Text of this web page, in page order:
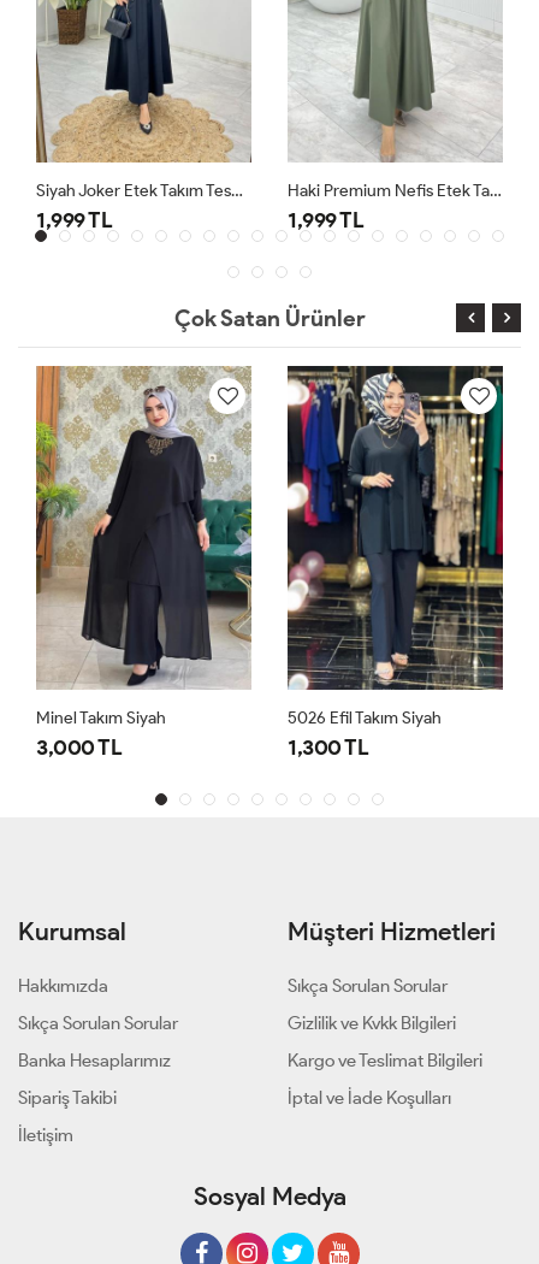
Siyah Joker Etek Takım Tesettür Giyim
1,999 TL
Haki Premium Nefis Etek Takım
1,999 TL
Çok Satan Ürünler
Minel Takım Siyah
3,000 TL
5026 Efil Takım Siyah
1,300 TL
Kurumsal
Hakkımızda
Sıkça Sorulan Sorular
Banka Hesaplarımız
Sipariş Takibi
İletişim
Müşteri Hizmetleri
Sıkça Sorulan Sorular
Gizlilik ve Kvkk Bilgileri
Kargo ve Teslimat Bilgileri
İptal ve İade Koşulları
Sosyal Medya